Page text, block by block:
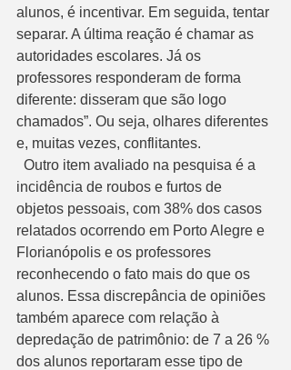
alunos, é incentivar. Em seguida, tentar
separar. A última reação é chamar as
autoridades escolares. Já os
professores responderam de forma
diferente: disseram que são logo
chamados”. Ou seja, olhares diferentes
e, muitas vezes, conflitantes.
incidência de roubos e furtos de
objetos pessoais, com 38% dos casos
relatados ocorrendo em Porto Alegre e
Florianópolis e os professores
reconhecendo o fato mais do que os
alunos. Essa discrepância de opiniões
também aparece com relação à
depredação de patrimônio: de 7 a 26 %
dos alunos reportaram esse tipo de